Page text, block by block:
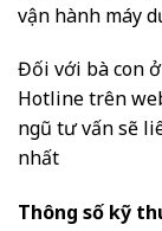
vận hành máy
Đối với bà con
Hotline trên
ngũ tư vấn sẽ
nhất
Thông số kỹ